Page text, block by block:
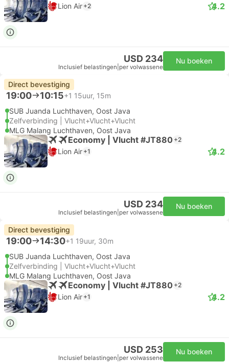
Lion Air +2 4.2
USD 234
Inclusief belastingen per volwassene
Nu boeken
Direct bevestiging
19:00 10:15+1 15uur, 15m
SUB Juanda Luchthaven, Oost Java
Zelfverbinding | Vlucht+Vlucht+Vlucht
MLG Malang Luchthaven, Oost Java
Economy | Vlucht #JT880 +2
Lion Air +1 4.2
USD 234
Inclusief belastingen per volwassene
Nu boeken
Direct bevestiging
19:00 14:30+1 19uur, 30m
SUB Juanda Luchthaven, Oost Java
Zelfverbinding | Vlucht+Vlucht+Vlucht
MLG Malang Luchthaven, Oost Java
Economy | Vlucht #JT880 +2
Lion Air +1 4.2
USD 253
Inclusief belastingen per volwassene
Nu boeken